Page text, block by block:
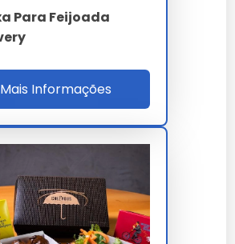
vazamento OGR 7
RDC 105 / FEFCO
0427 / ISO 22000
Para Feijoada
Mais Informações